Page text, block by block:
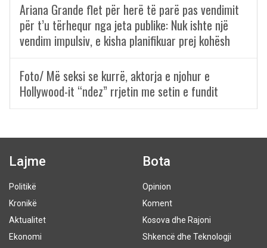
Ariana Grande flet për herë të parë pas vendimit
për t’u tërhequr nga jeta publike: Nuk ishte një
vendim impulsiv, e kisha planifikuar prej kohësh
Foto/ Më seksi se kurrë, aktorja e njohur e
Hollywood-it “ndez” rrjetin me setin e fundit
Lajme
Politikë
Kronikë
Aktualitet
Ekonomi
Bota
Opinion
Koment
Kosova dhe Rajoni
Shkencë dhe Teknologji